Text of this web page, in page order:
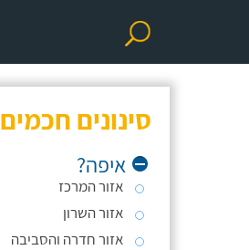
סינונים חכמים
איפה?
אזור המרכז
אזור השרון
אזור חדרה והסביבה